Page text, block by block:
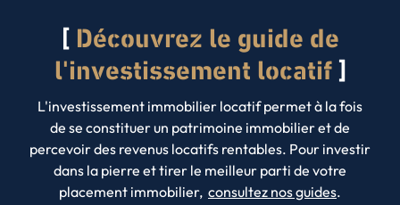
Découvrez le guide de
l'investissement locatif
L'investissement immobilier locatif permet à la fois
de se constituer un patrimoine immobilier et de
percevoir des revenus locatifs rentables. Pour investir
dans la pierre et tirer le meilleur parti de votre
placement immobilier, consultez nos guides.